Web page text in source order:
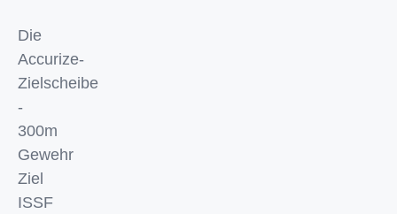
Die
Accurize-
Zielscheibe
-
300m
Gewehr
Ziel
ISSF